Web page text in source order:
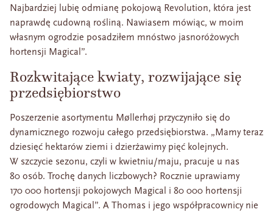
Najbardziej lubię odmianę pokojową Revolution, która jest
naprawdę cudowną rośliną. Nawiasem mówiąc, w moim
własnym ogrodzie posadziłem mnóstwo jasnoróżowych
hortensji Magical”.
Rozkwitające kwiaty, rozwijające się
przedsiębiorstwo
Poszerzenie asortymentu Møllerhøj przyczyniło się do
dynamicznego rozwoju całego przedsiębiorstwa. „Mamy teraz
dziesięć hektarów ziemi i dzierżawimy pięć kolejnych.
W szczycie sezonu, czyli w kwietniu/maju, pracuje u nas
80 osób. Trochę danych liczbowych? Rocznie uprawiamy
170 000 hortensji pokojowych Magical i 80 000 hortensji
ogrodowych Magical”. A Thomas i jego współpracownicy nie